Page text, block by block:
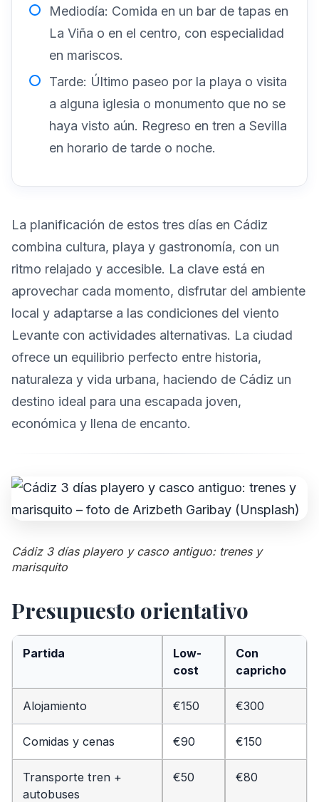
Mediodía: Comida en un bar de tapas en
La Viña o en el centro, con especialidad
en mariscos.
Tarde: Último paseo por la playa o visita
a alguna iglesia o monumento que no se
haya visto aún. Regreso en tren a Sevilla
en horario de tarde o noche.
La planificación de estos tres días en Cádiz
combina cultura, playa y gastronomía, con un
ritmo relajado y accesible. La clave está en
aprovechar cada momento, disfrutar del ambiente
local y adaptarse a las condiciones del viento
Levante con actividades alternativas. La ciudad
ofrece un equilibrio perfecto entre historia,
naturaleza y vida urbana, haciendo de Cádiz un
destino ideal para una escapada joven,
económica y llena de encanto.
Cádiz 3 días playero y casco antiguo: trenes y
marisquito
Presupuesto orientativo
Partida
Low-
cost
Con
capricho
Alojamiento €150 €300
Comidas y cenas €90 €150
Transporte tren +
autobuses
€50 €80